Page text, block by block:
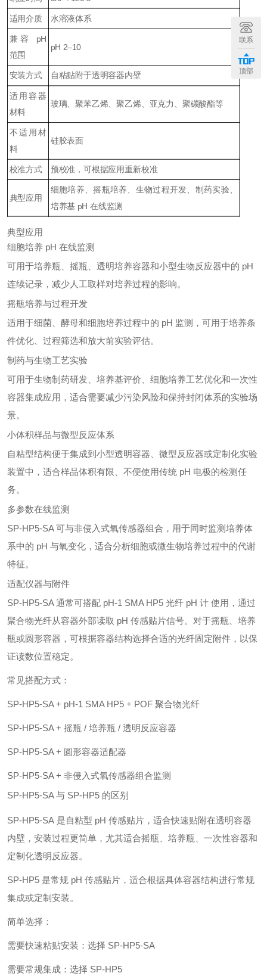
适用介质 水溶液体系
兼容 pH
范围
pH 2–10
安装方式 自粘贴附于透明容器内壁
适用容器
材料
玻璃、聚苯乙烯、聚乙烯、亚克力、聚碳酸酯等
不适用材
料
硅胶表面
校准方式 预校准，可根据应用重新校准
典型应用
细胞培养、摇瓶培养、生物过程开发、制药实验、
培养基 pH 在线监测
典型应用
细胞培养 pH 在线监测
可用于培养瓶、摇瓶、透明培养容器和小型生物反应器中的 pH
连续记录，减少人工取样对培养过程的影响。
摇瓶培养与过程开发
适用于细菌、酵母和细胞培养过程中的 pH 监测，可用于培养条
件优化、过程筛选和放大前实验评估。
制药与生物工艺实验
可用于生物制药研发、培养基评价、细胞培养工艺优化和一次性
容器集成应用，适合需要减少污染风险和保持封闭体系的实验场
景。
小体积样品与微型反应体系
自粘型结构便于集成到小型透明容器、微型反应器或定制化实验
装置中，适合样品体积有限、不便使用传统 pH 电极的检测任
务。
多参数在线监测
SP-HP5-SA 可与非侵入式氧传感器组合，用于同时监测培养体
系中的 pH 与氧变化，适合分析细胞或微生物培养过程中的代谢
特征。
适配仪器与附件
SP-HP5-SA 通常可搭配 pH-1 SMA HP5 光纤 pH 计 使用，通过
聚合物光纤从容器外部读取 pH 传感贴片信号。对于摇瓶、培养
瓶或圆形容器，可根据容器结构选择合适的光纤固定附件，以保
证读数位置稳定。
常见搭配方式：
SP-HP5-SA + pH-1 SMA HP5 + POF 聚合物光纤
SP-HP5-SA + 摇瓶 / 培养瓶 / 透明反应容器
SP-HP5-SA + 圆形容器适配器
SP-HP5-SA + 非侵入式氧传感器组合监测
SP-HP5-SA 与 SP-HP5 的区别
SP-HP5-SA 是自粘型 pH 传感贴片，适合快速贴附在透明容器
内壁，安装过程更简单，尤其适合摇瓶、培养瓶、一次性容器和
定制化透明反应器。
SP-HP5 是常规 pH 传感贴片，适合根据具体容器结构进行常规
集成或定制安装。
简单选择：
需要快速粘贴安装：选择 SP-HP5-SA
需要常规集成：选择 SP-HP5
联系
顶部